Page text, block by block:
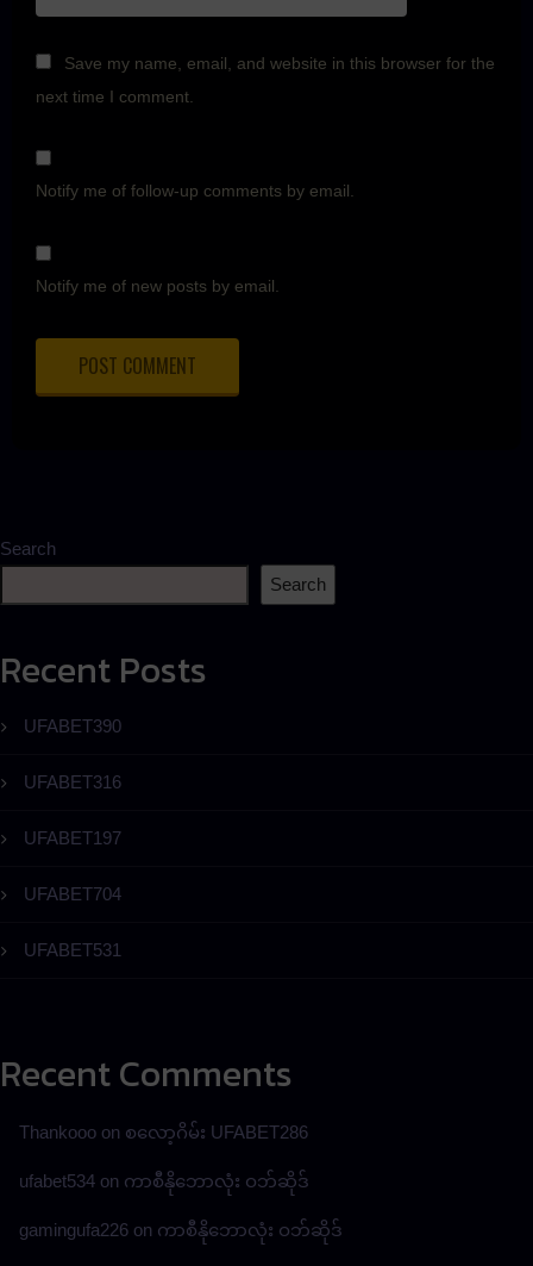
Save my name, email, and website in this browser for the
next time I comment.
Notify me of follow-up comments by email.
Notify me of new posts by email.
Search
Search
Recent Posts
UFABET390
UFABET316
UFABET197
UFABET704
UFABET531
Recent Comments
Thankooo on စလော့ဂိမ်း UFABET286
ufabet534 on ကာစီနိုဘောလုံး ဝဘ်ဆိုဒ်
gamingufa226 on ကာစီနိုဘောလုံး ဝဘ်ဆိုဒ်